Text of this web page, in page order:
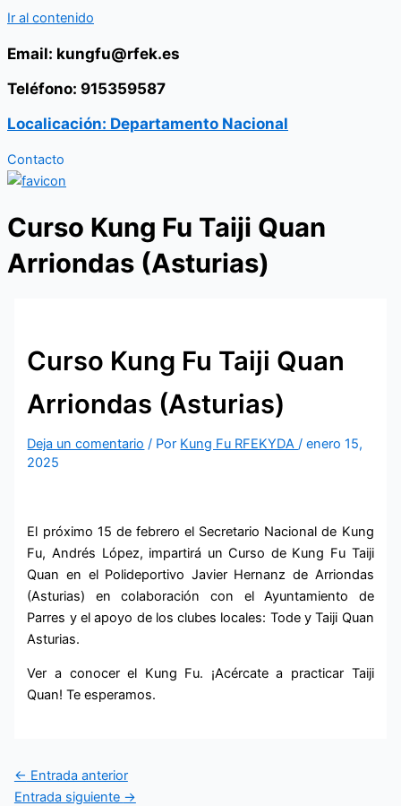
Ir al contenido
Email: kungfu@rfek.es
Teléfono: 915359587
Localicación: Departamento Nacional
Contacto
Curso Kung Fu Taiji Quan
Arriondas (Asturias)
Curso Kung Fu Taiji Quan
Arriondas (Asturias)
Deja un comentario / Por Kung Fu RFEKYDA/enero 15,
2025
El próximo 15 de febrero el Secretario Nacional de Kung
Fu, Andrés López, impartirá un Curso de Kung Fu Taiji
Quan en el Polideportivo Javier Hernanz de Arriondas
(Asturias) en colaboración con el Ayuntamiento de
Parres y el apoyo de los clubes locales: Tode y Taiji Quan
Asturias.
Ver a conocer el Kung Fu. ¡Acércate a practicar Taiji
Quan! Te esperamos.
← Entrada anterior
Entrada siguiente →